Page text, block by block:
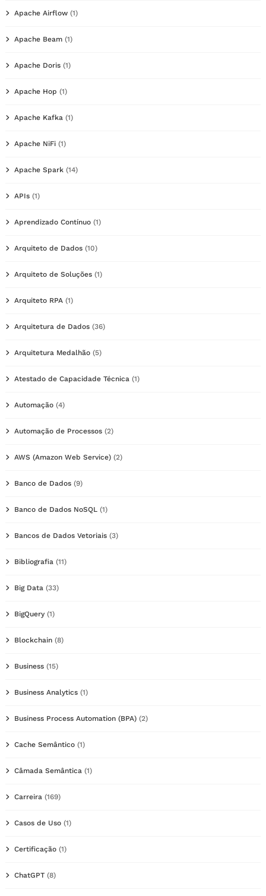
Apache Airflow (1)
Apache Beam (1)
Apache Doris (1)
Apache Hop (1)
Apache Kafka (1)
Apache NiFi (1)
Apache Spark (14)
APIs (1)
Aprendizado Contínuo (1)
Arquiteto de Dados (10)
Arquiteto de Soluções (1)
Arquiteto RPA (1)
Arquitetura de Dados (36)
Arquitetura Medalhão (5)
Atestado de Capacidade Técnica (1)
Automação (4)
Automação de Processos (2)
AWS (Amazon Web Service) (2)
Banco de Dados (9)
Banco de Dados NoSQL (1)
Bancos de Dados Vetoriais (3)
Bibliografia (11)
Big Data (33)
BigQuery (1)
Blockchain (8)
Business (15)
Business Analytics (1)
Business Process Automation (BPA) (2)
Cache Semântico (1)
Câmada Semântica (1)
Carreira (169)
Casos de Uso (1)
Certificação (1)
ChatGPT (8)